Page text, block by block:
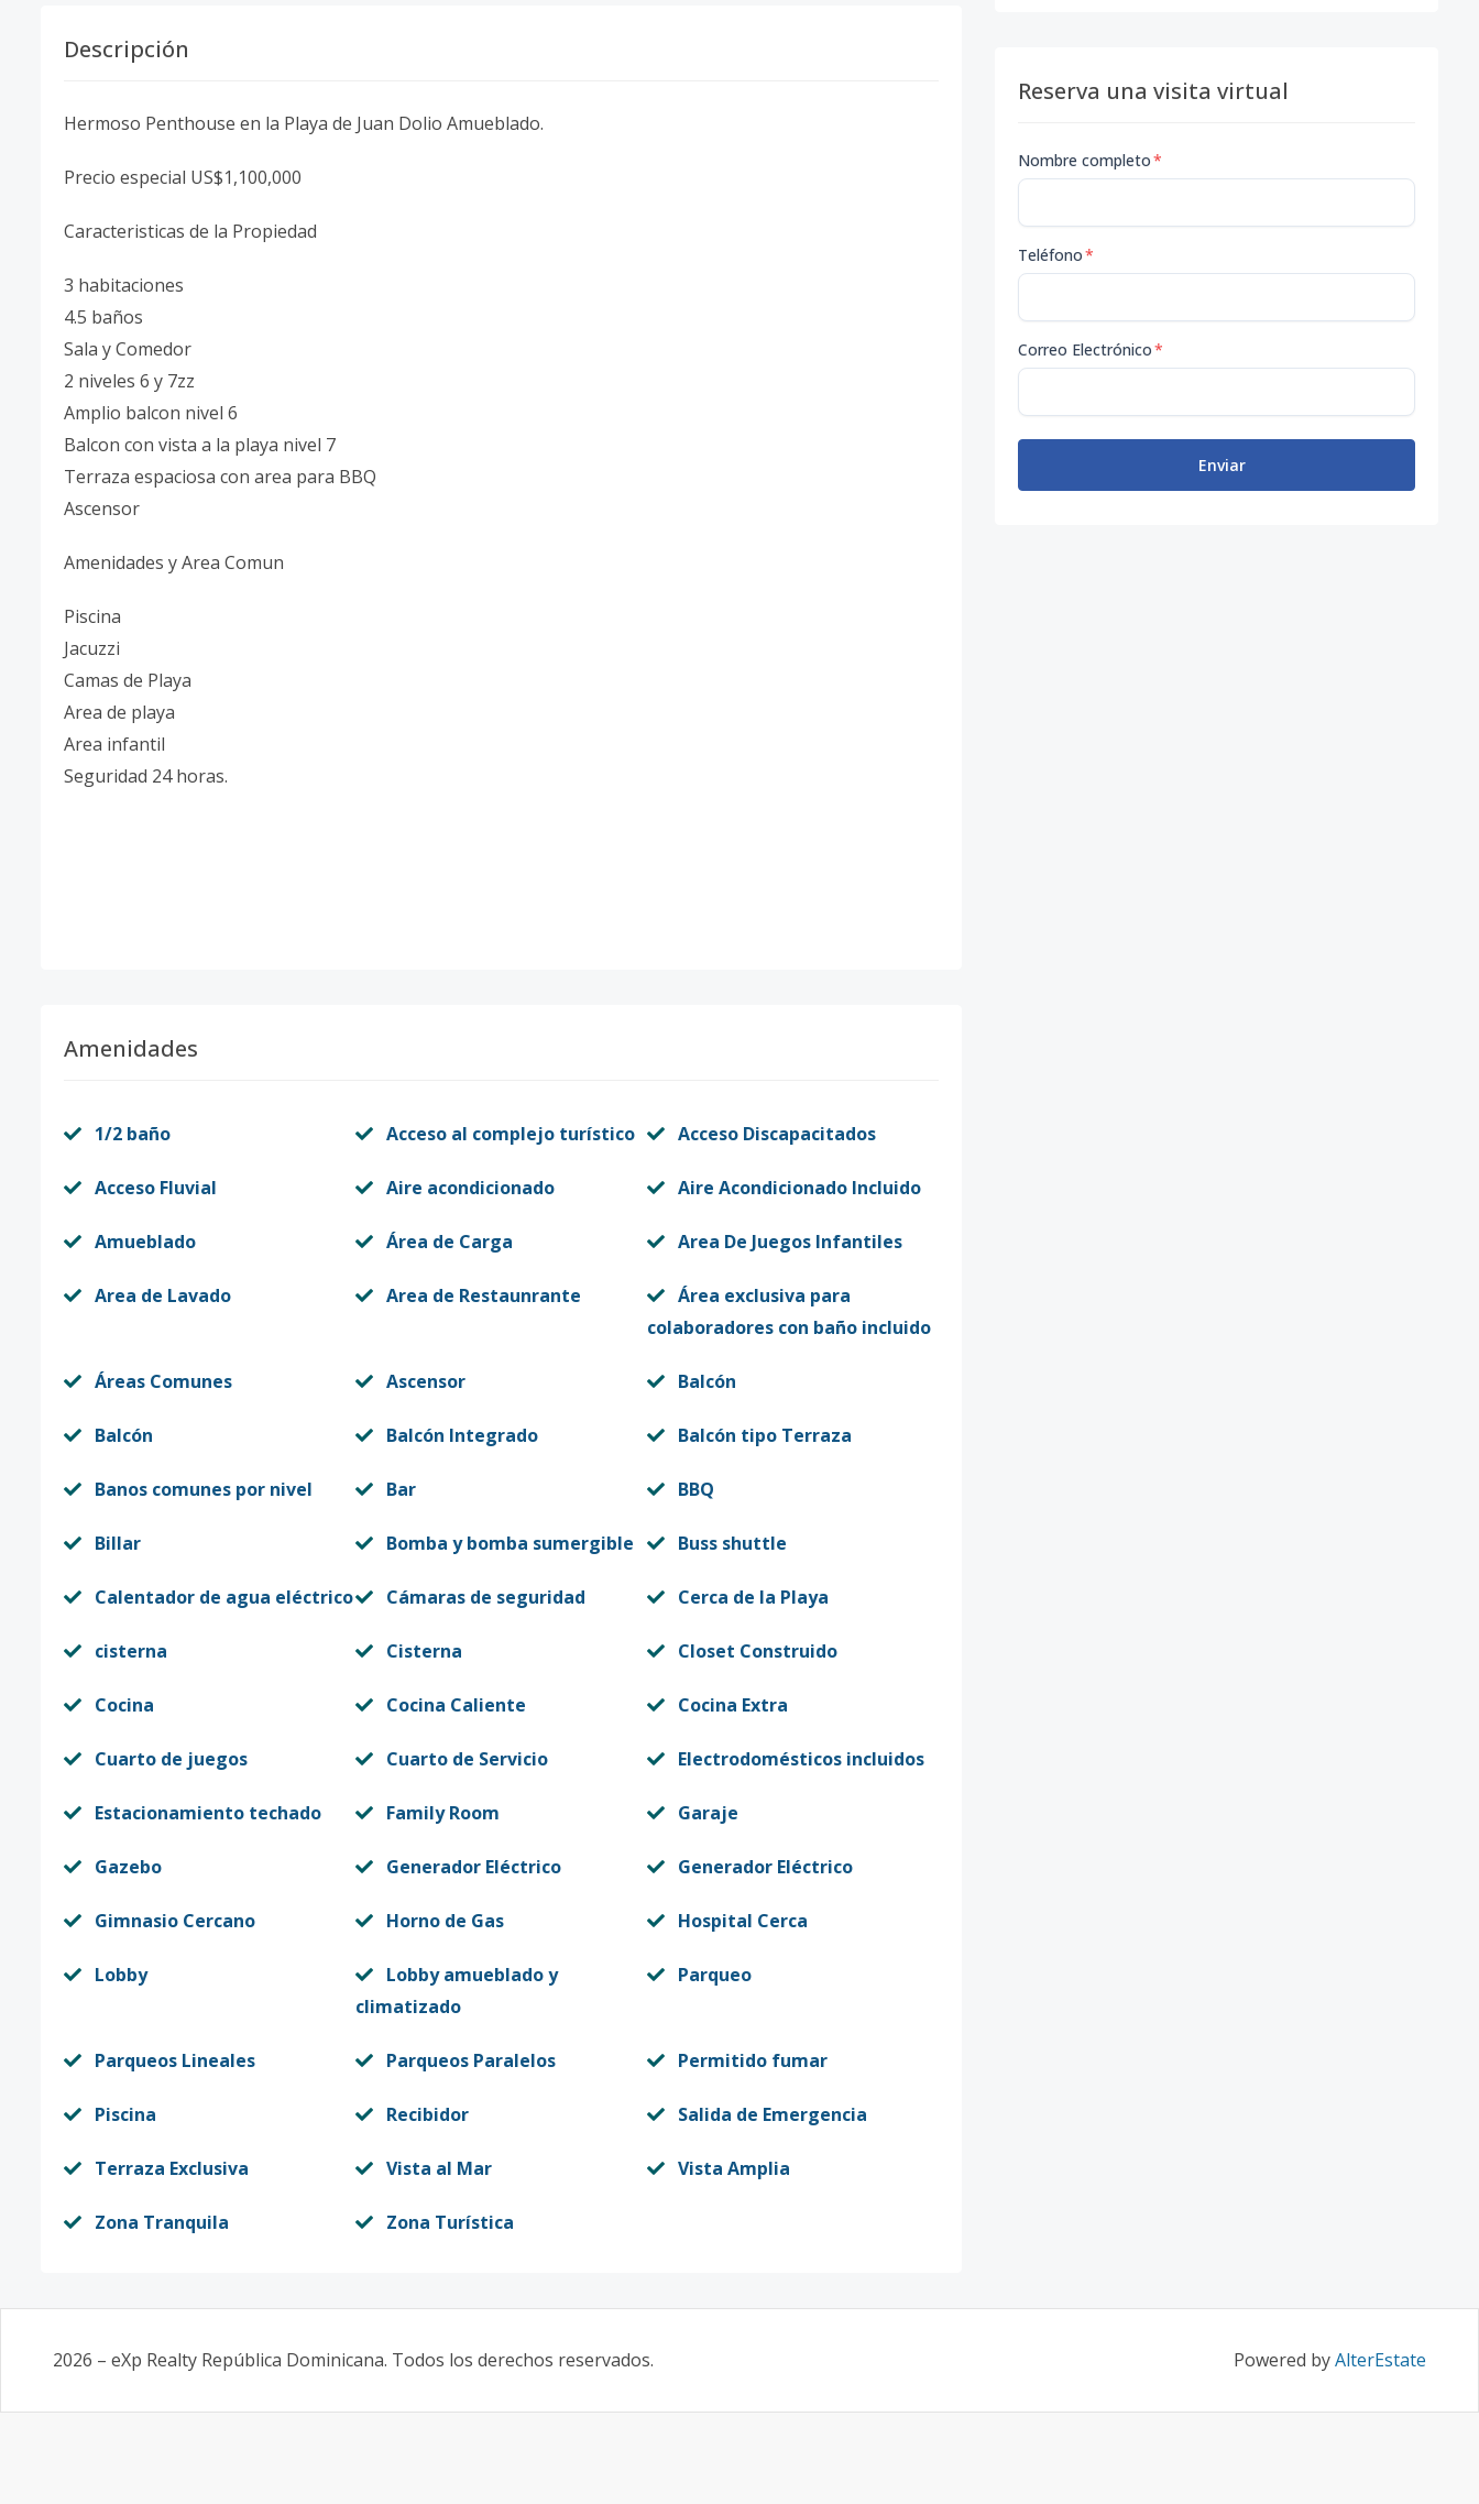
Descripción
Hermoso Penthouse en la Playa de Juan Dolio Amueblado.
Precio especial US$1,100,000
Caracteristicas de la Propiedad
3 habitaciones
4.5 baños
Sala y Comedor
2 niveles 6 y 7zz
Amplio balcon nivel 6
Balcon con vista a la playa nivel 7
Terraza espaciosa con area para BBQ
Ascensor
Amenidades y Area Comun
Piscina
Jacuzzi
Camas de Playa
Area de playa
Area infantil
Seguridad 24 horas.
Amenidades
1/2 baño Acceso al complejo turístico Acceso Discapacitados
Acceso Fluvial Aire acondicionado Aire Acondicionado Incluido
Amueblado Área de Carga Area De Juegos Infantiles
Area de Lavado Area de Restaunrante
Área exclusiva para
colaboradores con baño incluido
Áreas Comunes Ascensor Balcón
Balcón Balcón Integrado Balcón tipo Terraza
Banos comunes por nivel Bar BBQ
Billar Bomba y bomba sumergible Buss shuttle
Calentador de agua eléctrico Cámaras de seguridad Cerca de la Playa
cisterna Cisterna Closet Construido
Cocina Cocina Caliente Cocina Extra
Cuarto de juegos Cuarto de Servicio Electrodomésticos incluidos
Estacionamiento techado Family Room Garaje
Gazebo Generador Eléctrico Generador Eléctrico
Gimnasio Cercano Horno de Gas Hospital Cerca
Lobby
Lobby amueblado y
climatizado
Parqueo
Parqueos Lineales Parqueos Paralelos Permitido fumar
Piscina Recibidor Salida de Emergencia
Terraza Exclusiva Vista al Mar Vista Amplia
Zona Tranquila Zona Turística
Reserva una visita virtual
Nombre completo*
Teléfono*
Correo Electrónico*
Enviar
2026 – eXp Realty República Dominicana. Todos los derechos reservados. Powered byAlterEstate